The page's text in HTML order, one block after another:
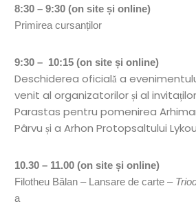
8:30 – 9:30 (on site și online)
Primirea cursanților
9:30 – 10:15 (on site și online)
Deschiderea oficială a
venit al organizatorilor și al
Parastas pentru pomenirea
Pârvu și a Arhon Protopsaltului
10.30 – 11.00 (on siteși online)
Filotheu Bălan – Lansare de carte –
a